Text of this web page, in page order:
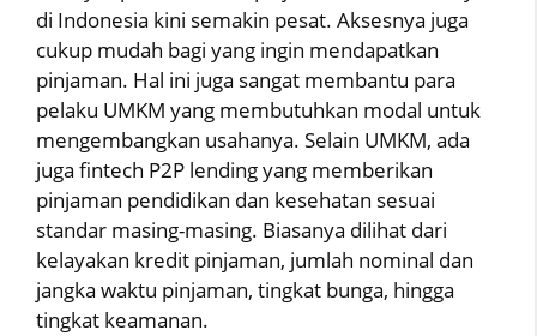
di Indonesia kini semakin pesat. Aksesnya juga
cukup mudah bagi yang ingin mendapatkan
pinjaman. Hal ini juga sangat membantu para
pelaku UMKM yang membutuhkan modal untuk
mengembangkan usahanya. Selain UMKM, ada
juga fintech P2P lending yang memberikan
pinjaman pendidikan dan kesehatan sesuai
standar masing-masing. Biasanya dilihat dari
kelayakan kredit pinjaman, jumlah nominal dan
jangka waktu pinjaman, tingkat bunga, hingga
tingkat keamanan.